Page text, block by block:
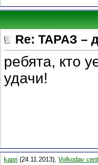
Re: ТАРАЗ –
ребята, кто
удачи!
kapri (24.11.2013), Volkodav